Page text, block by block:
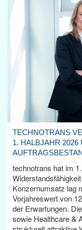
TECHNOTRANS
1. HALBJAHR 2026
technotrans hat im
Konzernumsatz lag
Vorjahreswert von
der Erwartungen.
sowie Healthcare &